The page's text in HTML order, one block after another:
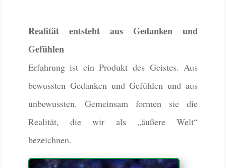
Realität entsteht aus Gedanken und
Gefühlen
Erfahrung ist ein Produkt des Geistes. Aus
bewussten Gedanken und Gefühlen und aus
unbewussten. Gemeinsam formen sie die
Realität, die wir als „äußere Welt“
bezeichnen.